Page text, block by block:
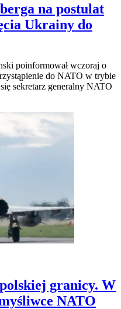
na postulat
Ukrainy do
poinformował wczoraj o
do NATO w trybie
sekretarz generalny NATO
granicy. W
NATO